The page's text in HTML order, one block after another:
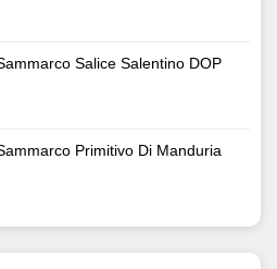
Salice Salentino DOP
Primitivo Di Manduria